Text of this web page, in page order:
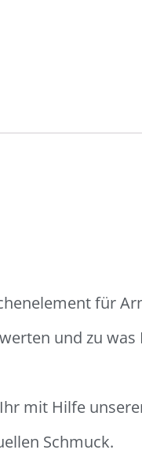
für
und zu was
mit Hilfe
Schmuck.